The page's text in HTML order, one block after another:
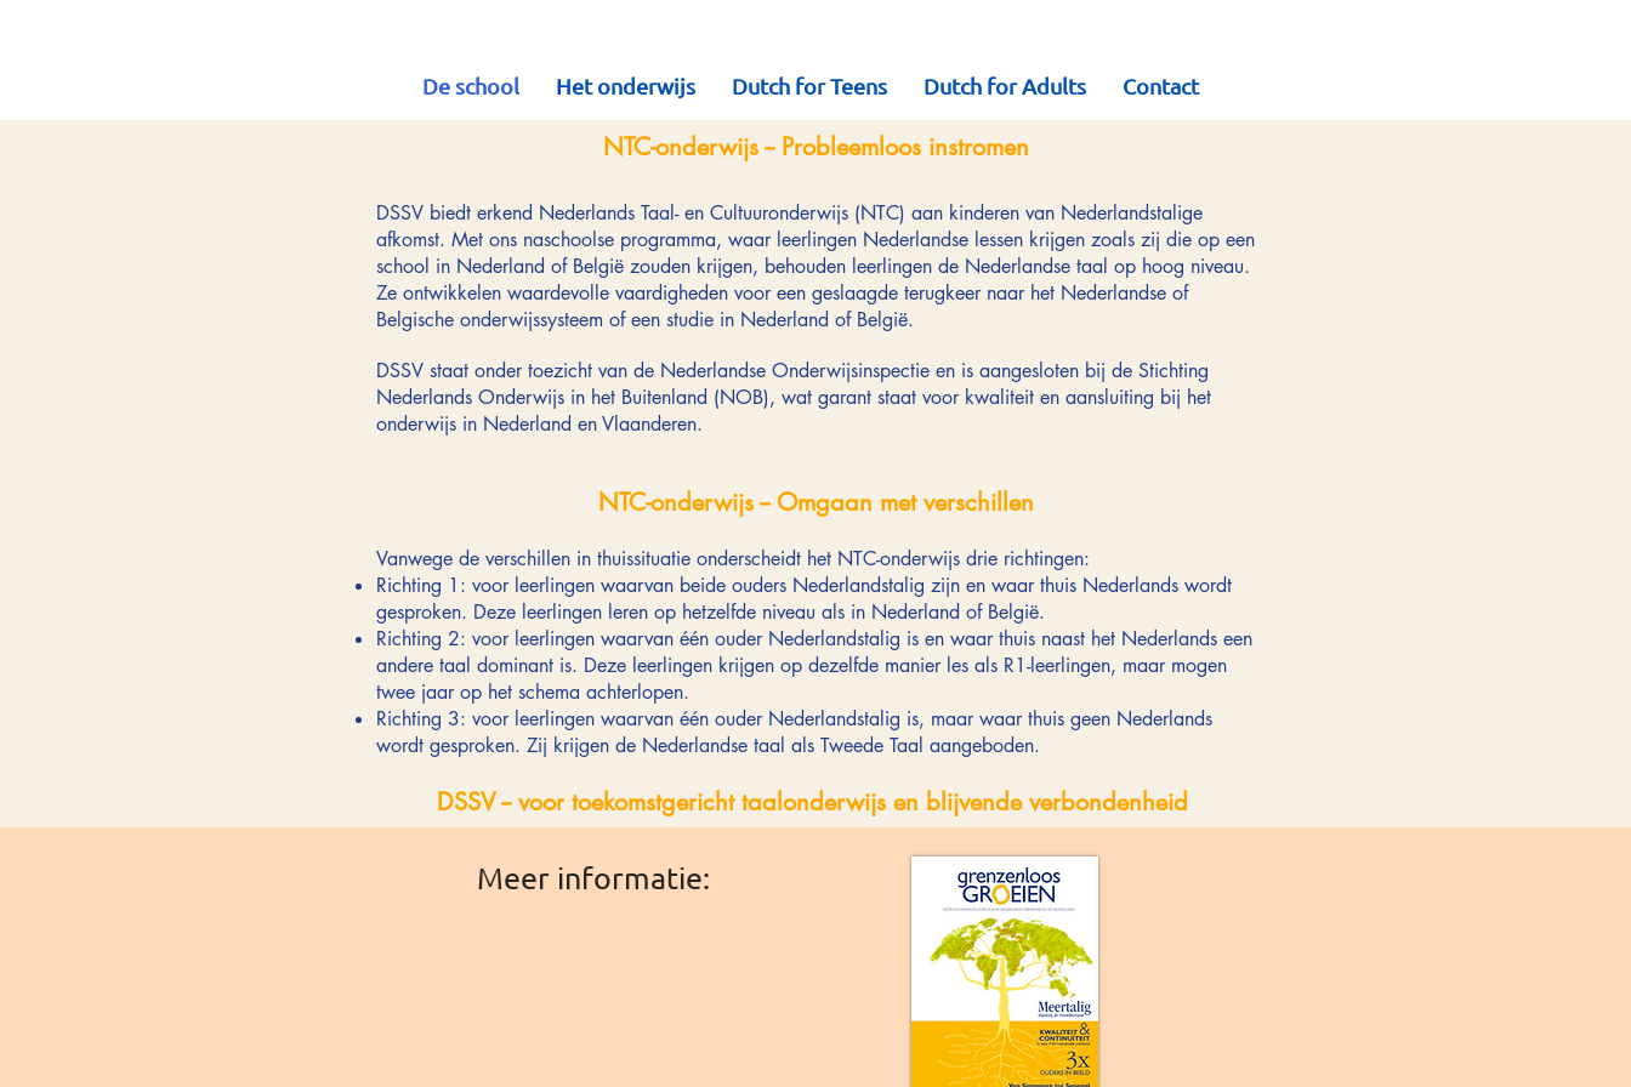
De school Het onderwijs Dutch for Teens Dutch for Adults Contact
NTC-onderwijs -- Probleemloos instromen
DSSV biedt erkend Nederlands Taal- en Cultuuronderwijs (NTC) aan kinderen van Nederlandstalige
afkomst. Met ons naschoolse programma, waar leerlingen Nederlandse lessen krijgen zoals zij die op een
school in Nederland of België zouden krijgen, behouden leerlingen de Nederlandse taal op hoog niveau.
Ze ontwikkelen waardevolle vaardigheden voor een geslaagde terugkeer naar het Nederlandse of
Belgische onderwijssysteem of een studie in Nederland of België.
DSSV staat onder toezicht van de Nederlandse Onderwijsinspectie en is aangesloten bij de Stichting
Nederlands Onderwijs in het Buitenland (NOB), wat garant staat voor kwaliteit en aansluiting bij het
onderwijs in Nederland en Vlaanderen.
NTC-onderwijs -- Omgaan met verschillen
Vanwege de verschillen in thuissituatie onderscheidt het NTC-​onderwijs drie richtingen:
Richting 1: voor leerlingen waarvan beide ouders Nederlandstalig zijn en waar thuis Nederlands wordt
gesproken. Deze leerlingen leren op hetzelfde niveau als in Nederland of België.
Richting 2: voor leerlingen waarvan één ouder Nederlandstalig is en waar thuis naast het Nederlands een
andere taal dominant is. Deze leerlingen krijgen op dezelfde manier les als R1-leerlingen, maar mogen
twee jaar op het schema achterlopen.
Richting 3: voor leerlingen waarvan één ouder Nederlandstalig is, maar waar thuis geen Nederlands
wordt gesproken. Zij krijgen de Nederlandse taal als Tweede Taal aangeboden.
DSSV -- voor toekomstgericht taalonderwijs en blijvende verbondenheid
Meer informatie: